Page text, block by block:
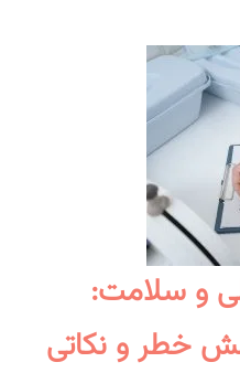
و سلامت:
خطر و نکاتی